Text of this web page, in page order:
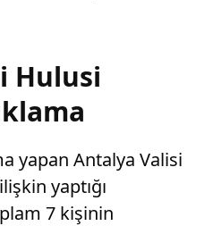
Hulusi
yapan Antalya Valisi
yaptığı
7 kişinin